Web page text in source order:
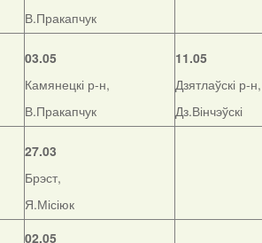
В.Пракапчук
03.05
Камянецкі р-н,
В.Пракапчук
11.05
Дзятлаўскі р-н,
Дз.Вінчэўскі
27.03
Брэст,
Я.Місіюк
02.05